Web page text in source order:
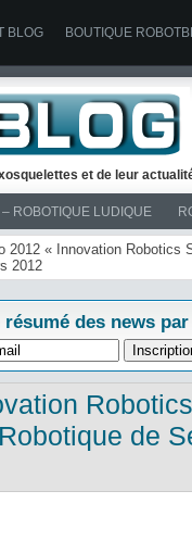
BLOG BOUTIQUE
et de leur
ROBOTIQUE LUDIQUE
2012 « Innovation Robotics
2012
résumé des news
de